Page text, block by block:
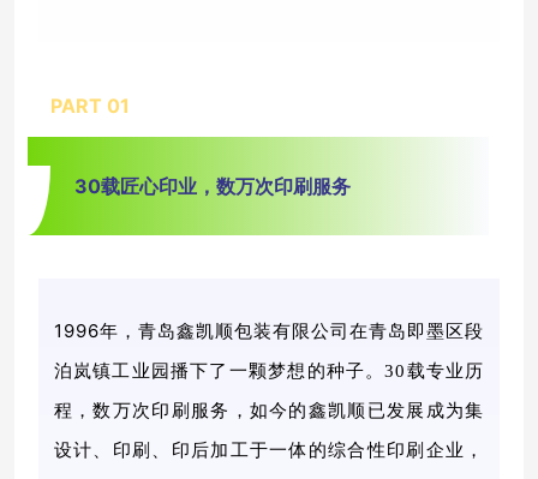
PART 01
30载匠心印业，数万次印刷服务
1996年，青岛鑫凯顺包装有限公司在青岛即墨区段
泊岚镇工业园播下了一颗梦想的种子。30载专业历
程，数万次印刷服务，如今的鑫凯顺已发展成为集
设计、印刷、印后加工于一体的综合性印刷企业，